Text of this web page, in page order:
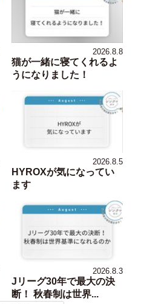
2026.8.8
猫が一緒に寝てくれるよ
うになりました！
2026.8.5
HYROXが気になってい
ます
2026.8.3
Jリーグ30年で最大の決
断！ 秋春制は世界...